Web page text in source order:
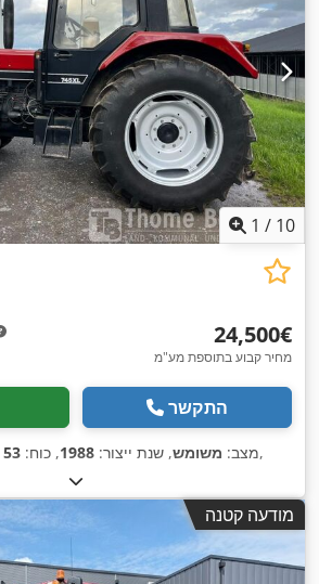
1 / 10
‏24,500 ‏€
מחיר קבוע בתוספת מע"מ
התקשר
מצב: משומש, שנת ייצור: 1988, כוח: 53 קילוואט (72.06 כ"ס) ,
מודעה קטנה